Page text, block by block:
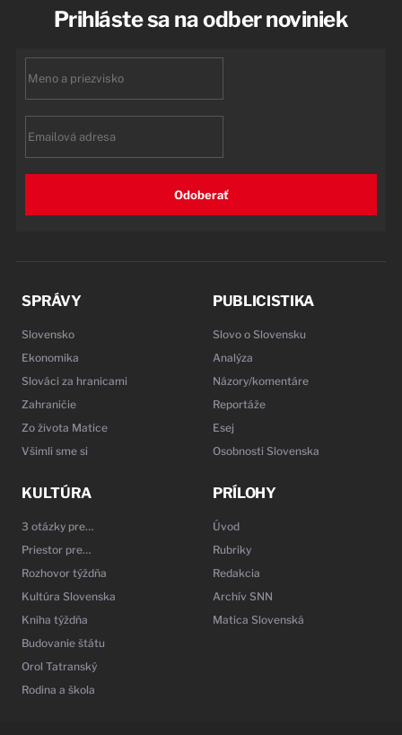
Prihláste sa na odber noviniek
Odoberať
SPRÁVY
Slovensko
Ekonomika
Slováci za hranicami
Zahraničie
Zo života Matice
Všimli sme si
PUBLICISTIKA
Slovo o Slovensku
Analýza
Názory/komentáre
Reportáže
Esej
Osobnosti Slovenska
KULTÚRA
3 otázky pre…
Priestor pre…
Rozhovor týždňa
Kultúra Slovenska
Kniha týždňa
Budovanie štátu
Orol Tatranský
Rodina a škola
PRÍLOHY
Úvod
Rubriky
Redakcia
Archív SNN
Matica Slovenská